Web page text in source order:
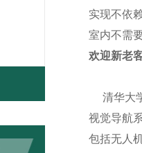
实现不依
室内不需
欢迎新老
清华大
视觉导航
包括无人